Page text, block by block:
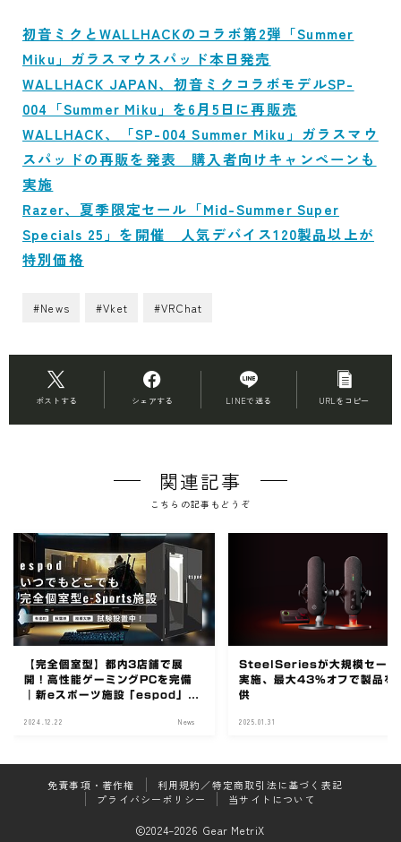
初音ミクとWALLHACKのコラボ第2弾「Summer
Miku」ガラスマウスパッド本日発売
WALLHACK JAPAN、初音ミクコラボモデルSP-
004「Summer Miku」を6月5日に再販売
WALLHACK、「SP-004 Summer Miku」ガラスマウ
スパッドの再販を発表 購入者向けキャンペーンも
実施
Razer、夏季限定セール「Mid-Summer Super
Specials 25」を開催 人気デバイス120製品以上が
特別価格
#News #Vket #VRChat
ポストする シェアする LINEで送る URLをコピー
関連記事
こちらの記事もどうぞ
【完全個室型】都内3店舗で展
開！高性能ゲーミングPCを完備
｜新eスポーツ施設「espod」が
験可能
2024.12.22 News
SteelSeriesが大規模セール
実施、最大43%オフで製品を
供
2025.01.31
免責事項・著作権
利用規約／特定商取引法に基づく表記
プライバシーポリシー
当サイトについて
2024–2026 Gear MetriX